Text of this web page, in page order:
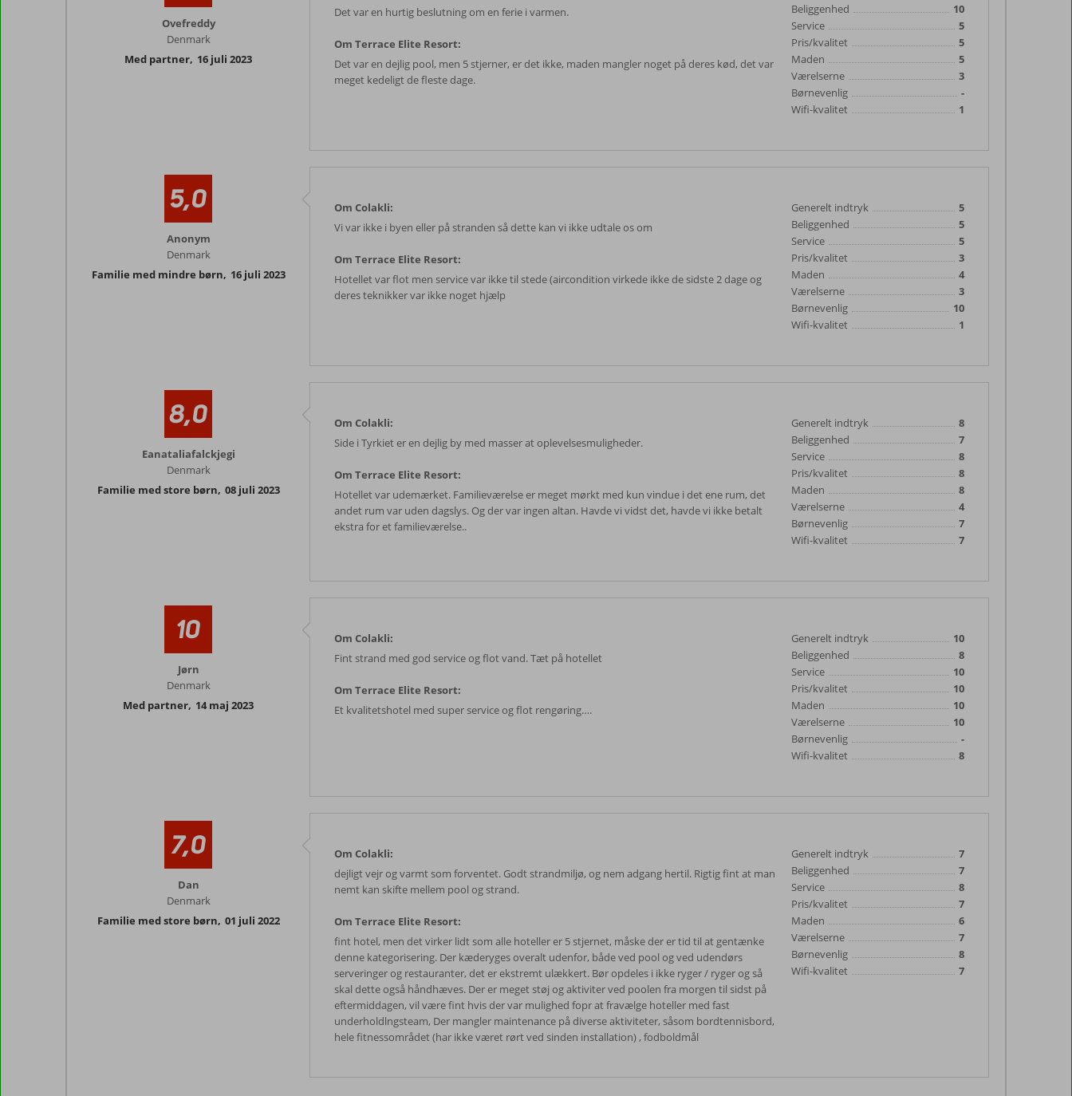
Ovefreddy
Denmark
Med partner, 16 juli 2023
Det var en hurtig beslutning om en ferie i varmen.
Om Terrace Elite Resort:
Det var en dejlig pool, men 5 stjerner, er det ikke, maden mangler noget på deres kød, det var
meget kedeligt de fleste dage.
Beliggenhed
10
Service
5
Pris/kvalitet
5
Maden
5
Værelserne
3
Børnevenlig
-
Wifi-kvalitet
1
5,0
Anonym
Denmark
Familie med mindre børn, 16 juli 2023
Om Colakli:
Vi var ikke i byen eller på stranden så dette kan vi ikke udtale os om
Om Terrace Elite Resort:
Hotellet var flot men service var ikke til stede (aircondition virkede ikke de sidste 2 dage og
deres teknikker var ikke noget hjælp
Generelt indtryk
5
Beliggenhed
5
Service
5
Pris/kvalitet
3
Maden
4
Værelserne
3
Børnevenlig
10
Wifi-kvalitet
1
8,0
Eanataliafalckjegi
Denmark
Familie med store børn, 08 juli 2023
Om Colakli:
Side i Tyrkiet er en dejlig by med masser at oplevelsesmuligheder.
Om Terrace Elite Resort:
Hotellet var udemærket. Familieværelse er meget mørkt med kun vindue i det ene rum, det
andet rum var uden dagslys. Og der var ingen altan. Havde vi vidst det, havde vi ikke betalt
ekstra for et familieværelse..
Generelt indtryk
8
Beliggenhed
7
Service
8
Pris/kvalitet
8
Maden
8
Værelserne
4
Børnevenlig
7
Wifi-kvalitet
7
10
Jørn
Denmark
Med partner, 14 maj 2023
Om Colakli:
Fint strand med god service og flot vand. Tæt på hotellet
Om Terrace Elite Resort:
Et kvalitetshotel med super service og flot rengøring….
Generelt indtryk
10
Beliggenhed
8
Service
10
Pris/kvalitet
10
Maden
10
Værelserne
10
Børnevenlig
-
Wifi-kvalitet
8
7,0
Dan
Denmark
Familie med store børn, 01 juli 2022
Om Colakli:
dejligt vejr og varmt som forventet. Godt strandmiljø, og nem adgang hertil. Rigtig fint at man
nemt kan skifte mellem pool og strand.
Om Terrace Elite Resort:
fint hotel, men det virker lidt som alle hoteller er 5 stjernet, måske der er tid til at gentænke
denne kategorisering. Der kæderyges overalt udenfor, både ved pool og ved udendørs
serveringer og restauranter, det er ekstremt ulækkert. Bør opdeles i ikke ryger / ryger og så
skal dette også håndhæves. Der er meget støj og aktiviter ved poolen fra morgen til sidst på
eftermiddagen, vil være fint hvis der var mulighed fopr at fravælge hoteller med fast
underholdlngsteam, Der mangler maintenance på diverse aktiviteter, såsom bordtennisbord,
hele fitnessområdet (har ikke været rørt ved sinden installation) , fodboldmål
Generelt indtryk
7
Beliggenhed
7
Service
8
Pris/kvalitet
7
Maden
6
Værelserne
7
Børnevenlig
8
Wifi-kvalitet
7